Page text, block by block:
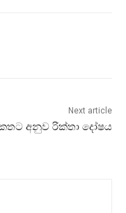
Next article
අනුව රික්‌තා දෝෂය